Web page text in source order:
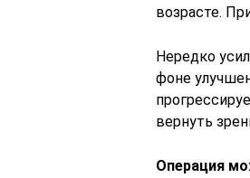
возрасте.
Нередко
фоне
вернуть
Операция